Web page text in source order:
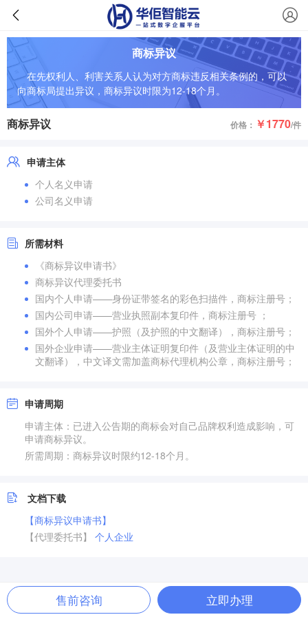
商标异议
在先权利人、利害关系人认为对方商标违反相关条例的，可以
向商标局提出异议，商标异议时限为12-18个月。
商标异议 价格： ￥1770/件
申请主体
个人名义申请
公司名义申请
所需材料
《商标异议申请书》
商标异议代理委托书
国内个人申请——身份证带签名的彩色扫描件，商标注册号；
国内公司申请——营业执照副本复印件，商标注册号 ；
国外个人申请——护照（及护照的中文翻译），商标注册号；
国外企业申请——营业主体证明复印件（及营业主体证明的中
文翻译），中文译文需加盖商标代理机构公章，商标注册号；
申请周期
申请主体：已进入公告期的商标会对自己品牌权利造成影响，可
申请商标异议。
所需周期：商标异议时限约12-18个月。
文档下载
【商标异议申请书】
【代理委托书】 个人企业
售前咨询 立即办理